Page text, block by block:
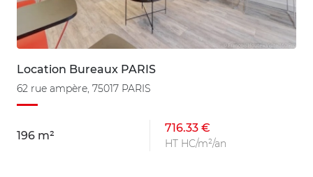
Location Bureaux PARIS
62 rue ampère, 75017 PARIS
196 m²
716.33 €
HT HC/m²/an